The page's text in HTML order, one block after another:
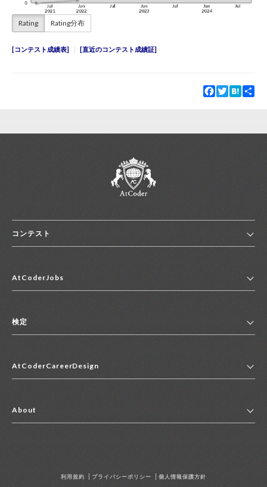
Rating Rating分布
コンテスト成績表 直近のコンテスト成績証
Facebook
TwitterHatena
コンテスト
コンテスト一覧
便利リンク集
AtCoderJobs
2027年新卒採用求人一覧
中途採用求人一覧
その他求人一覧
検定
マイページ
AtCoderCareerDesign
About
利用規約 プライバシーポリシー 個人情報保護方針